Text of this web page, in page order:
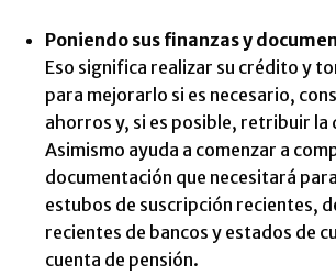
Poniendo sus finanzas y
Eso significa realizar su crédito y
para mejorarlo si es necesario,
ahorros y, si es posible, retribuir la
Asimismo ayuda a comenzar a
documentación que necesitará
estubos de suscripción recientes,
recientes de bancos y estados de
cuenta de pensión.